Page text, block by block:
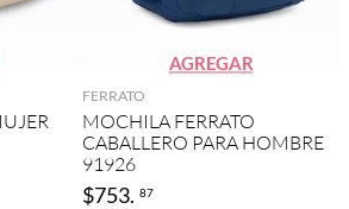
AGREGAR
FERRATO
MOCHILA FERRATO
CABALLERO PARA HOMBRE
91926
$753. 87